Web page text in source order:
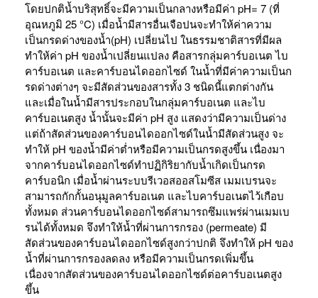
โดยปกติน้ำบริสุทธิ์จะมีความเป็นกลางหรือมีค่า pH= 7 (ที่
อุณหภูมิ 25 °C) เมื่อน้ำมีสารอื่นเจือปนจะทำให้ค่าความ
เป็นกรดด่างของน้ำ(pH) เปลี่ยนไป ในธรรมชาติสารที่มีผล
ทำให้ค่า pH ของน้ำเปลี่ยนแปลง คือสารกลุ่มคาร์บอเนต ไบ
คาร์บอเนต และคาร์บอนไดออกไซด์ ในน้ำที่มีค่าความเป็นก
รดด่างต่างๆ จะมีสัดส่วนของสารทั้ง 3 ชนิดนี้แตกต่างกัน
และเมื่อในน้ำมีสารประกอบในกลุ่มคาร์บอเนต และไบ
คาร์บอเนตสูง น้ำนั้นจะมีค่า pH สูง แสดงว่ามีความเป็นด่าง
แต่ถ้าสัดส่วนของคาร์บอนไดออกไซด์ในน้ำมีสัดส่วนสูง จะ
ทำให้ pH ของน้ำมีค่าต่ำหรือมีความเป็นกรดสูงขึ้น เนื่องมา
จากคาร์บอนไดออกไซด์ทำปฏิกิริยากับน้ำเกิดเป็นกรด
คาร์บอนิก เมื่อน้ำผ่านระบบรีเวอสออสโมซีส เมมเบรนจะ
สามารถกักกั้นอนุมูลคาร์บอเนต และไบคาร์บอเนตไว้เกือบ
ทั้งหมด ส่วนคาร์บอนไดออกไซด์สามารถซึมแพร่ผ่านเมมเบ
รนได้ทั้งหมด จึงทำให้น้ำที่ผ่านการกรอง (permeate) มี
สัดส่วนของคาร์บอนไดออกไซด์สูงกว่าปกติ จึงทำให้ pH ของ
น้ำที่ผ่านการกรองลดลง หรือมีความเป็นกรดเพิ่มขึ้น
เนื่องจากสัดส่วนของคาร์บอนไดออกไซด์ต่อคาร์บอเนตสูง
ขึ้น